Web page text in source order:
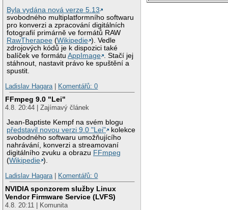
Byla vydána nová verze 5.13
svobodného multiplatformního softwaru
pro konverzi a zpracování digitálních
fotografií primárně ve formátů RAW
RawTherapee (Wikipedie ). Vedle
zdrojových kódů je k dispozici také
balíček ve formátuAppImage . Stačí jej
stáhnout, nastavit právo ke spuštění a
spustit.
Ladislav Hagara
Komentářů: 0
FFmpeg 9.0 "Lei"
4.8. 20:44 | Zajímavý článek
Jean-Baptiste Kempf na svém blogu
představil novou verzi 9.0 "Lei"
kolekce
svobodného softwaru umožňujícího
nahrávání, konverzi a streamovaní
digitálního zvuku a obrazu FFmpeg
(Wikipedie ).
Ladislav Hagara
Komentářů: 0
NVIDIA sponzorem služby Linux
Vendor Firmware Service (LVFS)
4.8. 20:11 | Komunita